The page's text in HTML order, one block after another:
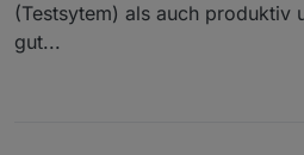
(Testsytem) als auch produktiv
gut...